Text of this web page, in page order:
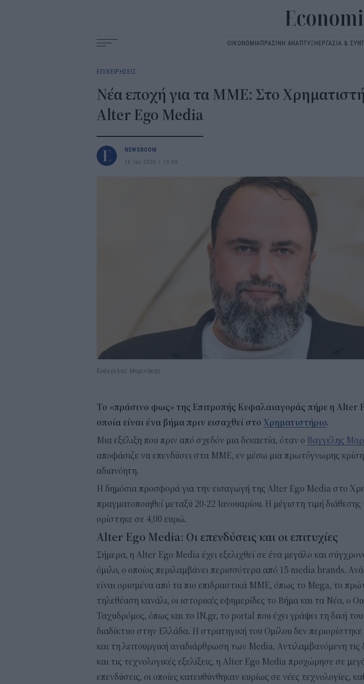
ΟΙΚΟΝΟΜΙΑΠΡΑΣΙΝΗ ΑΝΑΠΤΥΞΗΕΡΓΑΣΙΑ &
navigation
ΕΠΙΧΕΙΡΗΣΕΙΣ
Νέα εποχή για τα ΜΜΕ: Στο
Alter Ego Media
NEWSROOM
16 Ιαν 2025
13:45
Ευάγγελος Μαρινάκης
Το «πράσινο φως» της Επιτροπής Κεφαλαιαγοράς πήρε η Alter
οποία είναι ένα βήμα πριν εισαχθεί στο Χρηματιστήριο.
Μια εξέλιξη που πριν από σχεδόν μια δεκαετία, όταν ο Βαγγέλης
αποφάσιζε να επενδύσει στα ΜΜΕ, εν μέσω μια πρωτόγνωρης
αδιανόητη.
H δημόσια προσφορά για την εισαγωγή της Alter Ego Media στο
πραγματοποιηθεί μεταξύ 20-22 Ιανουαρίου. Η μέγιστη τιμή
ορίστηκε σε 4,00 ευρώ.
Alter Ego Media: Οι επενδύσεις και οι επιτυχίες
Σήμερα, η Alter Ego Media έχει εξελιχθεί σε ένα μεγάλο και
όμιλο, ο οποίος περιλαμβάνει περισσότερα από 15 media brands.
είναι ορισμένα από τα πιο επιδραστικά MME, όπως το Mega, το
τηλεθέαση κανάλι, οι ιστορικές εφημερίδες το Βήμα και τα Νέα, o
Ταχυδρόμος, όπως και το IN.gr, το portal που έχει γράψει τη δική
διαδίκτυο στην Ελλάδα. Η στρατηγική του Ομίλου δεν περιορίστηκε
και τη λειτουργική αναδιάρθρωση των Μedia. Αντιλαμβανόμενη τις
και τις τεχνολογικές εξελίξεις, η Alter Ego Media προχώρησε σε
επενδύσεις, οι οποίες κατευθύνθηκαν κυρίως σε νέες τεχνολογίες,